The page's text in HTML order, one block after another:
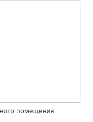
помещения